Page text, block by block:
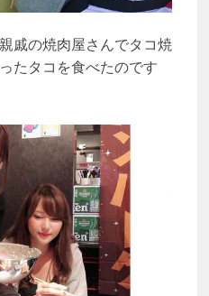
戚の焼肉屋さんでタコ焼
たタコを食べたのです